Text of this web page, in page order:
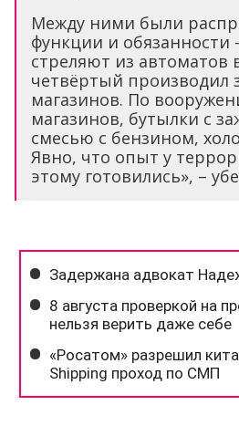
Между ними были
функции и обязанности
стреляют из автоматов
четвёртый производил
магазинов. По
магазинов, бутылки с
смесью с бензином,
Явно, что опыт у
этому готовились», –